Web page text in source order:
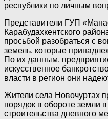
республики по личным
Представители ГУП
Карабудахкентского
просьбой разобраться с
земель, которые
По их данным,
искусственное
власти в регион они
Жители села Новочуртах
порядок в обороте земли
строительства дневного